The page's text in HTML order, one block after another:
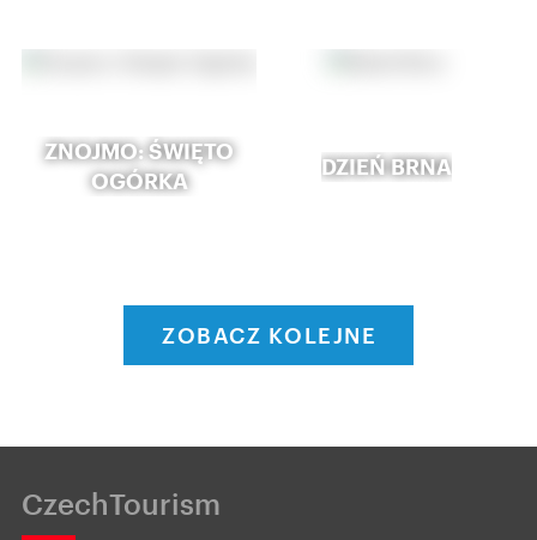
ZNOJMO: ŚWIĘTO
OGÓRKA
DZIEŃ BRNA
ZOBACZ KOLEJNE
CzechTourism